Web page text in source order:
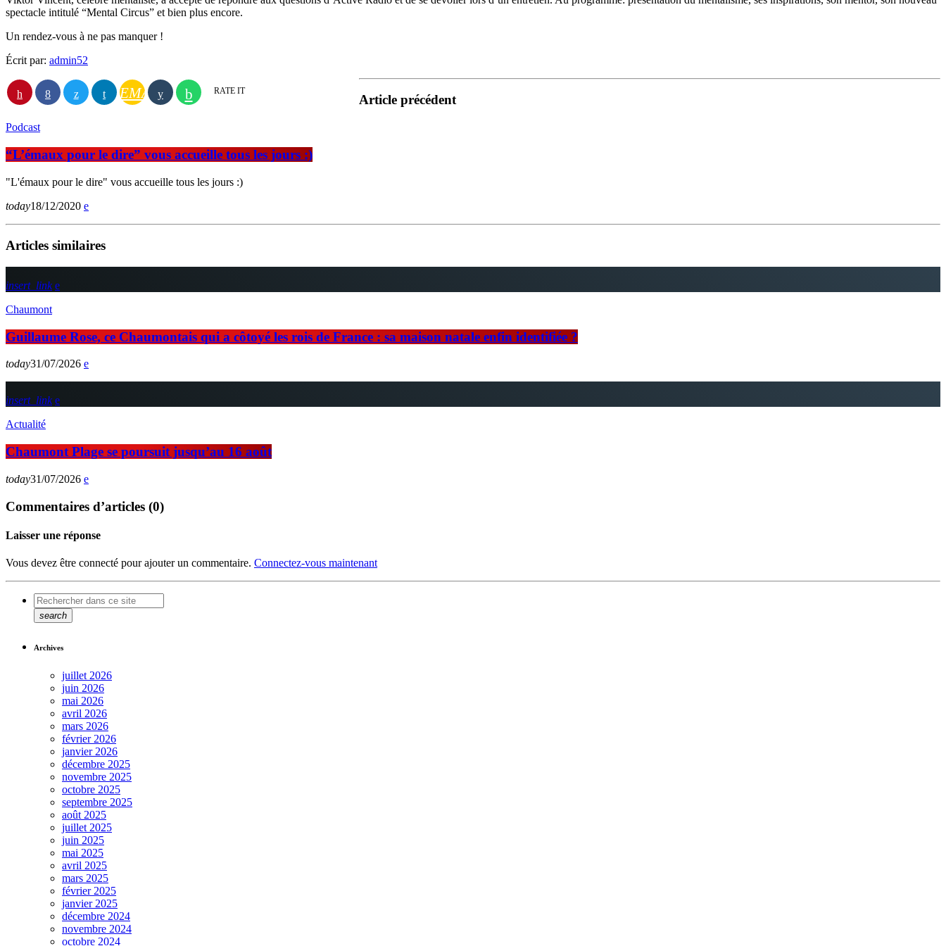
spectacle intitulé “Mental Circus” et bien plus encore.
Un rendez-vous à ne pas manquer !
Écrit par: admin52
EMAIL RATE IT
Article précédent
Podcast
“L’émaux pour le dire” vous accueille tous les jours :)
"L'émaux pour le dire" vous accueille tous les jours :)
today18/12/2020
Articles similaires
insert_link
Chaumont
Guillaume Rose, ce Chaumontais qui a côtoyé les rois de France : sa maison natale enfin identifiée ?
today31/07/2026
insert_link
Actualité
Chaumont Plage se poursuit jusqu’au 16 août
today31/07/2026
Commentaires d’articles (0)
Laisser une réponse
Vous devez être connecté pour ajouter un commentaire. Connectez-vous maintenant
search
Archives
juillet 2026
juin 2026
mai 2026
avril 2026
mars 2026
février 2026
janvier 2026
décembre 2025
novembre 2025
octobre 2025
septembre 2025
août 2025
juillet 2025
juin 2025
mai 2025
avril 2025
mars 2025
février 2025
janvier 2025
décembre 2024
novembre 2024
octobre 2024